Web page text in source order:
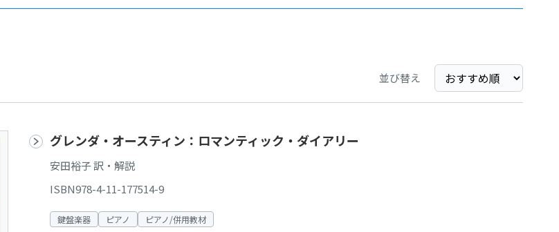
並び替え
グレンダ・オースティン：ロマンティック・ダイアリー
安田裕子 訳・解説
ISBN978-4-11-177514-9
鍵盤楽器 ピアノ ピアノ/併用教材